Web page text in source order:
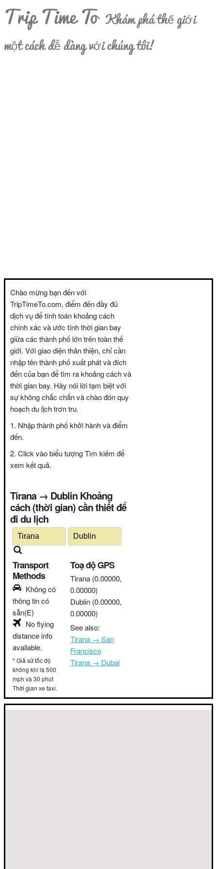
Trip Time To Khám phá thế giới
một cách dễ dàng với chúng tôi!
Chào mừng bạn đến với
TripTimeTo.com, điểm đến đầy đủ
dịch vụ để tính toán khoảng cách
chính xác và ước tính thời gian bay
giữa các thành phố lớn trên toàn thế
giới. Với giao diện thân thiện, chỉ cần
nhập tên thành phố xuất phát và đích
đến của bạn để tìm ra khoảng cách và
thời gian bay. Hãy nói lời tạm biệt với
sự không chắc chắn và chào đón quy
hoạch du lịch trơn tru.
Nhập thành phố khởi hành và điểm
đến.
Click vào biểu tượng Tìm kiếm để
xem kết quả.
Tirana → Dublin Khoảng
cách (thời gian) cần thiết để
đi du lịch
Transport
Methods
Không có
thông tin có
sẵn(E)
No flying
distance info
available.
* Giả sử tốc độ
không khí là 500
mph và 30 phút
Thời gian xe taxi.
Toạ độ GPS
Tirana (0.00000,
0.00000)
Dublin (0.00000,
0.00000)
See also:
Tirana → San
Francisco
Tirana → Dubai